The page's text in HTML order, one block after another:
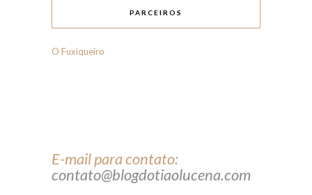
PARCEIROS
O Fuxiqueiro
E-mail para contato:
contato@blogdotiaolucena.com